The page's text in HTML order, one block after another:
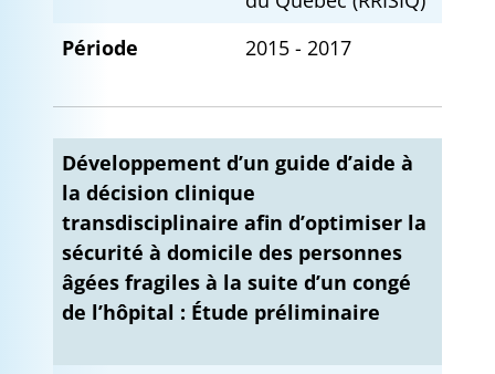
Période
2015 - 2017
Développement d’un guide d’aide à
la décision clinique
transdisciplinaire afin d’optimiser la
sécurité à domicile des personnes
âgées fragiles à la suite d’un congé
de l’hôpital : Étude préliminaire